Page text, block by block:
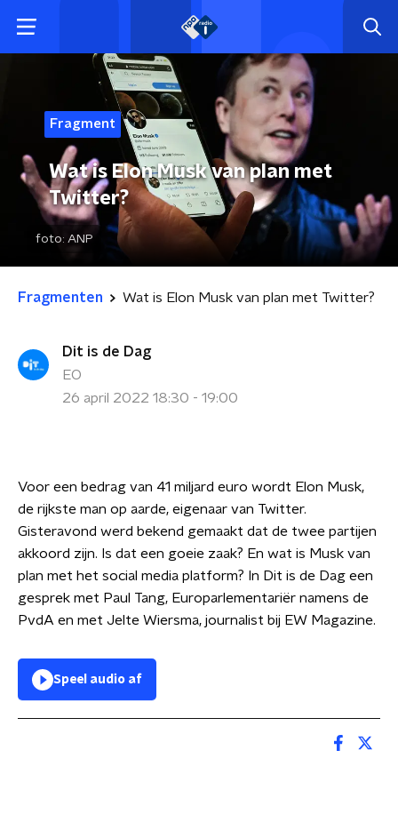
Fragment
Wat is Elon Musk van plan met
Twitter?
foto: ANP
Fragmenten Wat is Elon Musk van plan met Twitter?
Dit is de Dag
EO
26 april 2022 18:30 - 19:00
Voor een bedrag van 41 miljard euro wordt Elon Musk,
de rijkste man op aarde, eigenaar van Twitter.
Gisteravond werd bekend gemaakt dat de twee partijen
akkoord zijn. Is dat een goeie zaak? En wat is Musk van
plan met het social media platform? In Dit is de Dag een
gesprek met Paul Tang, Europarlementariër namens de
PvdA en met Jelte Wiersma, journalist bij EW Magazine.
Speel audio af